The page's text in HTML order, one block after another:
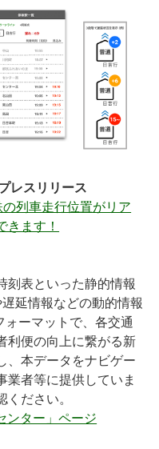
レスリリース
列車走行位置がリア
きます！
刻表といった静的情報
延情報などの動的情報
ォーマットで、各交通
利便の向上に繋がる新
、本データをナビゲー
業者等に提供していま
ださい。
ンター」ページ